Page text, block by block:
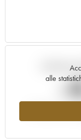
alle-
Tendenza al